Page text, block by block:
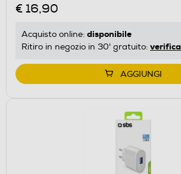
€ 16,90
Acquisto online: disponibile
Ritiro in negozio in 30' gratuito: verifica
AGGIUNGI